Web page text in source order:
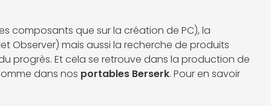
composants que sur la création de PC), la
Observer) mais aussi la recherche de produits
progrès. Et cela se retrouve dans la production de
dans nos portables Berserk. Pour en savoir